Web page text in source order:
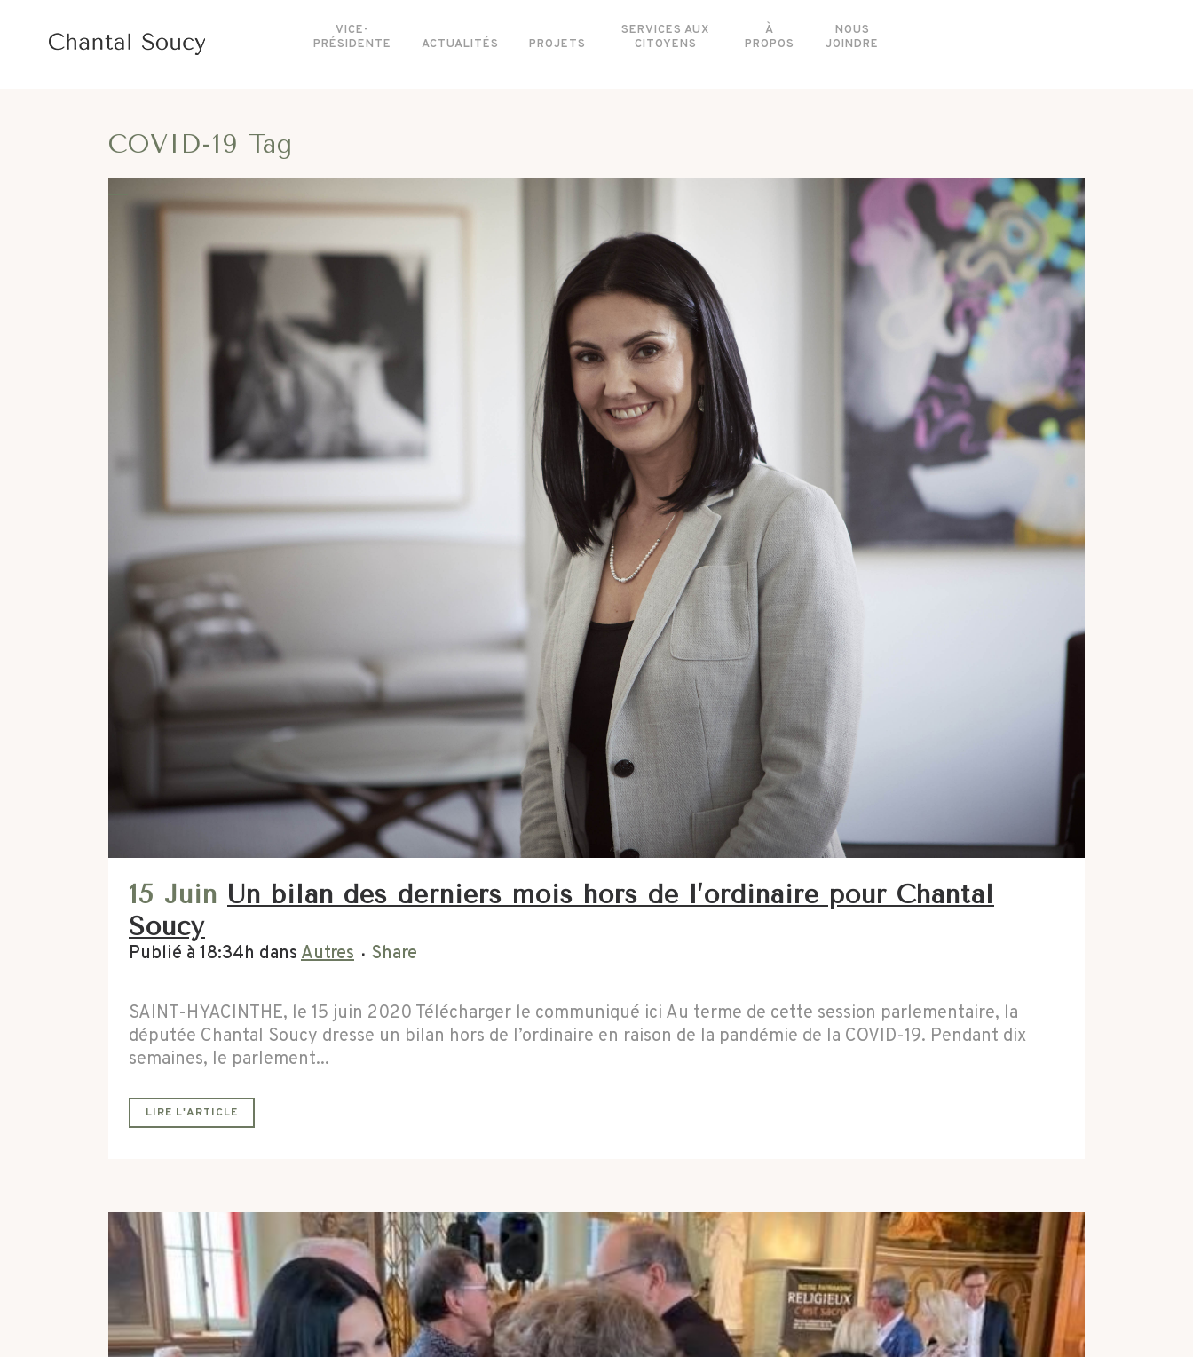
VICE-
PRÉSIDENTE
ACTUALITÉS PROJETS
SERVICES AUX
CITOYENS
À
PROPOS
NOUS
JOINDRE
COVID-19 Tag
15 Juin Un bilan des derniers mois hors de l’ordinaire pour Chantal
Soucy
Publié à 18:34h dansAutres Share
SAINT-HYACINTHE, le 15 juin 2020 Télécharger le communiqué ici Au terme de cette session parlementaire, la
députée Chantal Soucy dresse un bilan hors de l’ordinaire en raison de la pandémie de la COVID-19. Pendant dix
semaines, le parlement...
LIRE L'ARTICLE